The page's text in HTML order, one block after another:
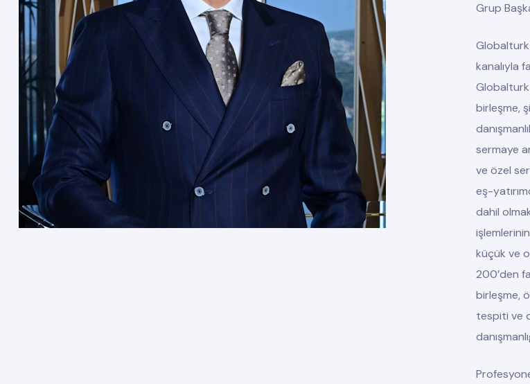
Grup
kanalıyla
Globalturk
birleşme,
sermaye
ve özel
eş-
dahil
küçük ve
200’den
birleşme,
tespiti ve